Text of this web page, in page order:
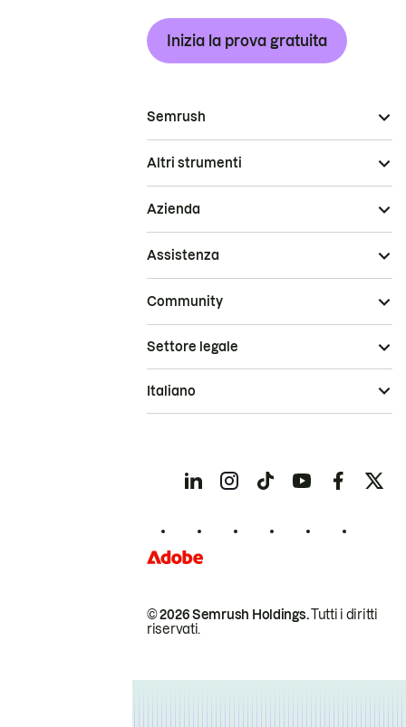
Inizia la prova gratuita
Semrush
Altri strumenti
Azienda
Assistenza
Community
© 2026 Semrush Holdings.Tutti i diritti
riservati.
Settore legale
Italiano